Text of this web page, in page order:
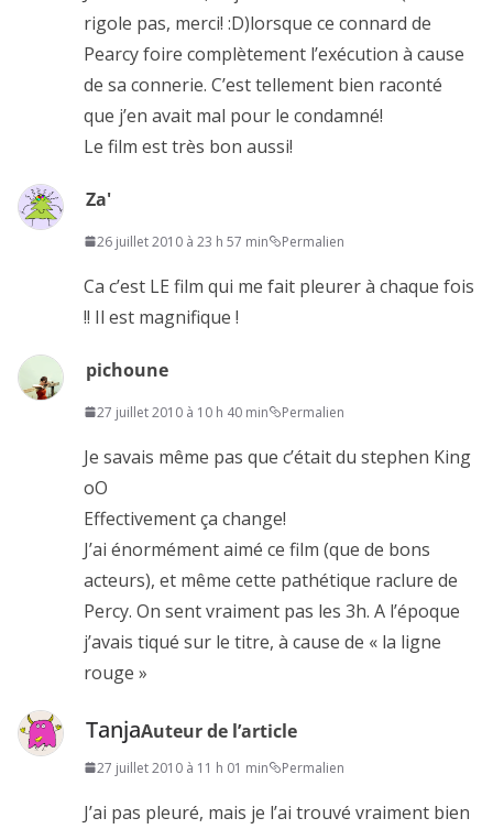
rigole pas, merci! :D)lorsque ce connard de
Pearcy foire complètement l’exécution à cause
de sa connerie. C’est tellement bien raconté
que j’en avait mal pour le condamné!
Le film est très bon aussi!
Za'
26 juillet 2010 à 23 h 57 min Permalien
Ca c’est LE film qui me fait pleurer à chaque fois
!! Il est magnifique !
pichoune
27 juillet 2010 à 10 h 40 min Permalien
Je savais même pas que c’était du stephen King
oO
Effectivement ça change!
J’ai énormément aimé ce film (que de bons
acteurs), et même cette pathétique raclure de
Percy. On sent vraiment pas les 3h. A l’époque
j’avais tiqué sur le titre, à cause de « la ligne
rouge »
TanjaAuteur de l’article
27 juillet 2010 à 11 h 01 min Permalien
J’ai pas pleuré, mais je l’ai trouvé vraiment bien